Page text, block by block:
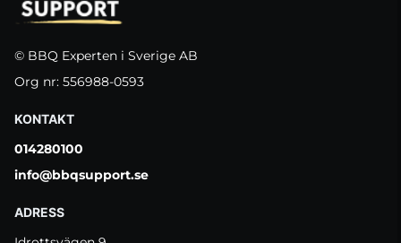
© BBQ Experten i Sverige AB
Org nr: 556988-0593
KONTAKT
014280100
info@bbqsupport.se
ADRESS